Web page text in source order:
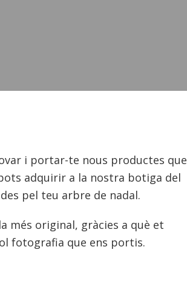
i portar-te nous productes que
adquirir a la nostra botiga del
pel teu arbre de nadal.
més original, gràcies a què et
fotografia que ens portis.